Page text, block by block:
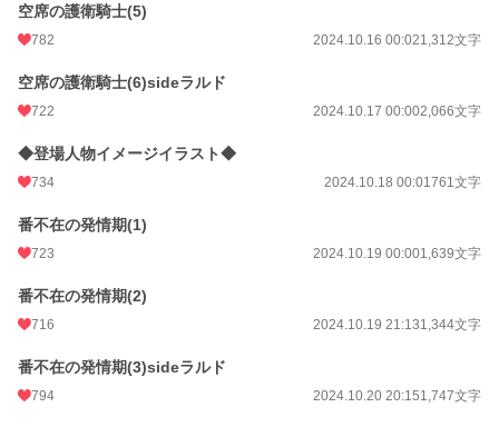
空席の護衛騎士(5)
782 2024.10.16 00:021,312文字
空席の護衛騎士(6)sideラルド
722 2024.10.17 00:002,066文字
◆登場人物イメージイラスト◆
734 2024.10.18 00:01761文字
番不在の発情期(1)
723 2024.10.19 00:001,639文字
番不在の発情期(2)
716 2024.10.19 21:131,344文字
番不在の発情期(3)sideラルド
794 2024.10.20 20:151,747文字